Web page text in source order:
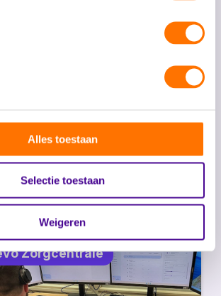
Alles toestaan
Selectie toestaan
Weigeren
vanuit één Zorgcentrale. Daarnaast is
flexibel in te richten, de
de Sonevo Zorgcentrale?
over de Sonevo Zorgcentrale of wil je
onze werkwijze én de totaaloplossing
op
Zorgcentrale